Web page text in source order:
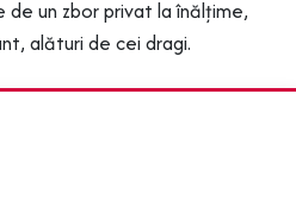
de un zbor privat la înălțime,
alături de cei dragi.